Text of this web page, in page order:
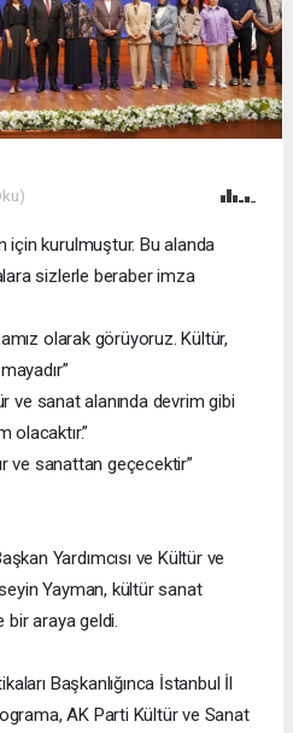
için kurulmuştur. Bu alanda
sizlerle beraber imza
olarak görüyoruz. Kültür,
ve sanat alanında devrim gibi
olacaktır.”
ve sanattan geçecektir”
Yardımcısı ve Kültür ve
Yayman, kültür sanat
bir araya geldi.
Başkanlığınca İstanbul İl
AK Parti Kültür ve Sanat